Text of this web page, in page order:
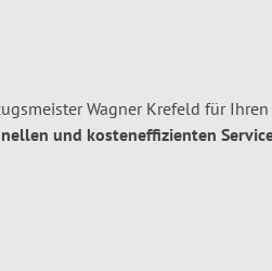
Wagner Krefeld für
und kosteneffizienten